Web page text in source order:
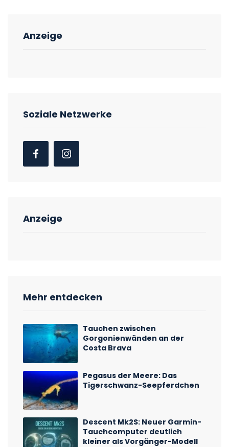
Anzeige
Soziale Netzwerke
Anzeige
Mehr entdecken
Tauchen zwischen
Gorgonienwänden an der
Costa Brava
Pegasus der Meere: Das
Tigerschwanz-Seepferdchen
Descent Mk2S: Neuer Garmin-
Tauchcomputer deutlich
kleiner als Vorgänger-Modell